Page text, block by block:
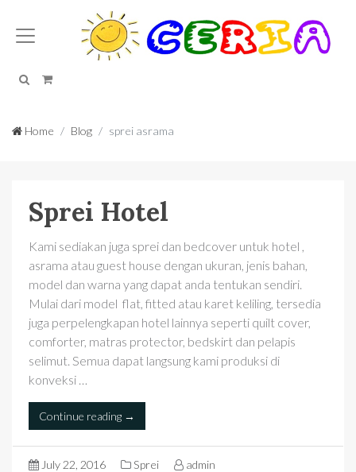
SearchCart
Home Blog sprei asrama
Sprei Hotel
Kami sediakan juga sprei dan bedcover untuk hotel ,
asrama atau guest house dengan ukuran, jenis bahan,
model dan warna yang dapat anda tentukan sendiri.
Mulai dari model flat, fitted atau karet keliling, tersedia
juga perpelengkapan hotel lainnya seperti quilt cover,
comforter, matras protector, bedskirt dan pelapis
selimut. Semua dapat langsung kami produksi di
konveksi …
Continue reading →
July 22, 2016 Sprei admin